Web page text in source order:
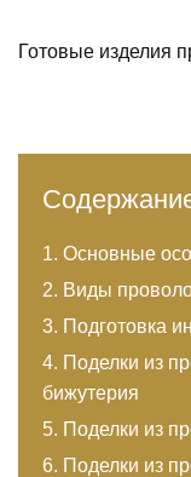
Готовые изделия
Основные
Виды
Подготовка
Поделки из
бижутерия
Поделки из
Поделки из